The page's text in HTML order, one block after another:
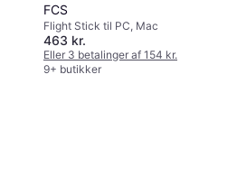
FCS
Flight Stick til PC, Mac
463 kr.
Eller 3 betalinger af 154 kr.
9+ butikker